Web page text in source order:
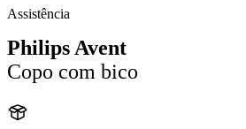
Assistência
Philips Avent
Copo com bico